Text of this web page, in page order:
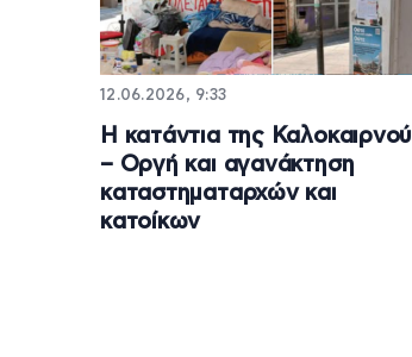
12.06.2026, 9:33
Η κατάντια της Καλοκαιρνού
– Οργή και αγανάκτηση
καταστηματαρχών και
κατοίκων